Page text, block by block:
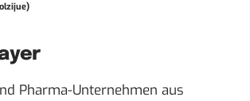
Pharma-Unternehmen aus